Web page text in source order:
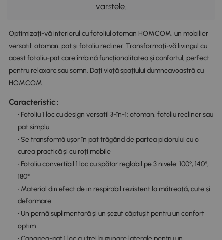
varstele.
Optimizați-vă interiorul cu fotoliul otoman HOMCOM, un mobilier
versatil: otoman, pat și fotoliu recliner. Transformați-vă livingul cu
acest fotoliu-pat care îmbină funcționalitatea și confortul, perfect
pentru relaxare sau somn. Dați viață spațiului dumneavoastră cu
HOMCOM.
Caracteristici:
• Fotoliu 1 loc cu design versatil 3-în-1: otoman, fotoliu recliner sau
pat simplu
• Se transformă ușor în pat trăgând de partea piciorului cu o
curea practică și cu roți mobile
• Fotoliu convertibil 1 loc cu spătar reglabil pe 3 nivele: 100°, 140°,
180°
• Material din efect de in respirabil rezistent la mătreață, cute și
deformare
• Un pernă suplimentară și un șezut căptușit pentru un confort
optim